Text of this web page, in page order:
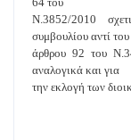
Ν.3852/2010
συμβουλίου αντί του
άρθρου 92 του
αναλογικά και για
την εκλογή των